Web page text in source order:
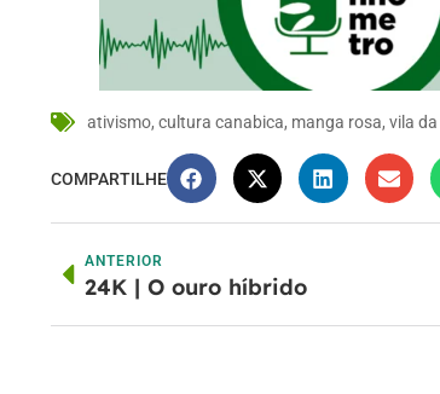
ativismo, cultura canabica, manga rosa, vila
COMPARTILHE
ANTERIOR
24K | O ouro híbrido